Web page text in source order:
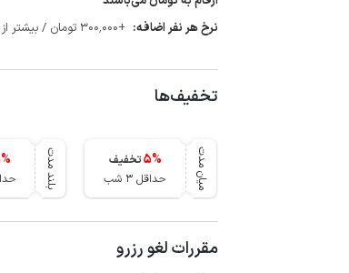
نرخ هر نفر اضافه: +300٬000 تومان / بیشتر از 6 نفر
تخفیف‌ها
میان مدت 5%
تخفیف
حداقل 3 شب
بلند مدت %
مقررات لغو رزرو